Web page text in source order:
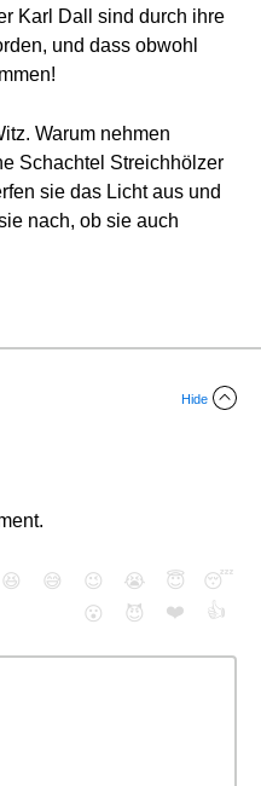
Karl Dall sind durch ihre
und dass obwohl
Warum nehmen
Schachtel Streichhölzer
sie das Licht aus und
nach, ob sie auch
Hide
😆 😅 😉 😭 😇
😴
😮
😈 ❤️ 👍